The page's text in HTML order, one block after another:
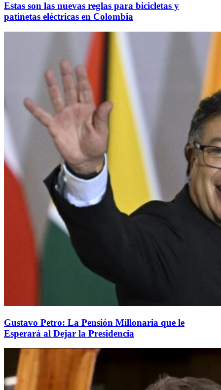
Estas son las nuevas reglas para bicicletas y
patinetas eléctricas en Colombia
Gustavo Petro: La Pensión Millonaria que le
Esperará al Dejar la Presidencia